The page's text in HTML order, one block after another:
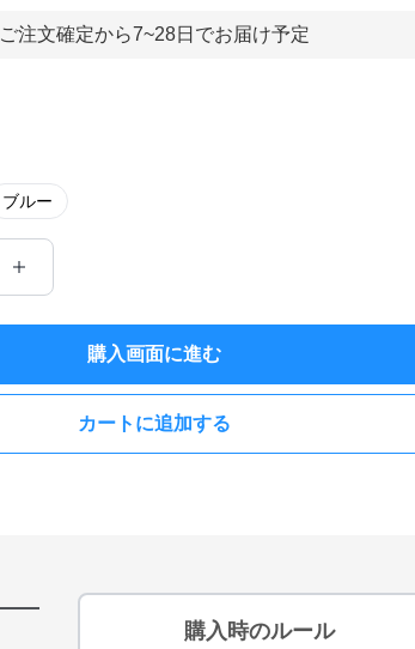
ご注文確定から7~28日でお届け予定
ブルー
購入画面に進む
カートに追加する
購入時のルール